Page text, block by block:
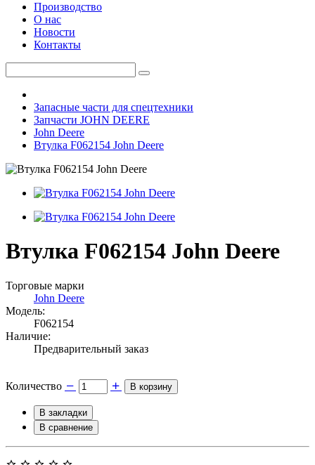
Производство
О нас
Новости
Контакты
Запасные части для спецтехники
Запчасти JOHN DEERE
John Deere
Втулка F062154 John Deere
Втулка F062154 John Deere
Торговые марки
John Deere
Модель:
F062154
Наличие:
Предварительный заказ
Количество В корзину
В закладки
В сравнение